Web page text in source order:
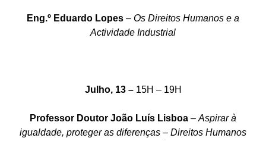
Eng.º Eduardo Lopes – Os Direitos Humanos e a
Actividade Industrial
Julho, 13 – 15H – 19H
Professor Doutor João Luís Lisboa – Aspirar à
igualdade, proteger as diferenças – Direitos Humanos